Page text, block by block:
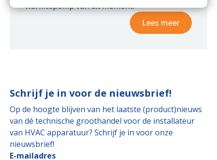
warmtepomp van dit moment.
Lees meer
Schrijf je in voor de nieuwsbrief!
Op de hoogte blijven van het laatste (product)nieuws
van dé technische groothandel voor de installateur
van HVAC apparatuur? Schrijf je in voor onze
nieuwsbrief!
E-mailadres